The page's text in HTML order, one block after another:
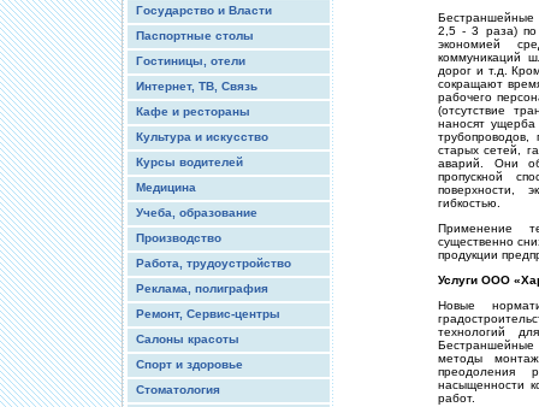
Государство и Власти
Паспортные столы
Гостиницы, отели
Интернет, ТВ, Связь
Кафе и рестораны
Культура и искусство
Курсы водителей
Медицина
Учеба, образование
Производство
Работа, трудоустройство
Реклама, полиграфия
Ремонт, Сервис-центры
Салоны красоты
Спорт и здоровье
Стоматология
Бестраншейные
2,5 - 3 раза) по
экономией
коммуникаций
дорог и т.д.
сокращают
рабочего
(отсутствие
наносят
старых сетей,
аварий. Они
пропускной
поверхности,
гибкостью.
Применение
существенно
продукции
Услуги ООО
Новые
технологий
методы
преодоления
насыщенности
работ.